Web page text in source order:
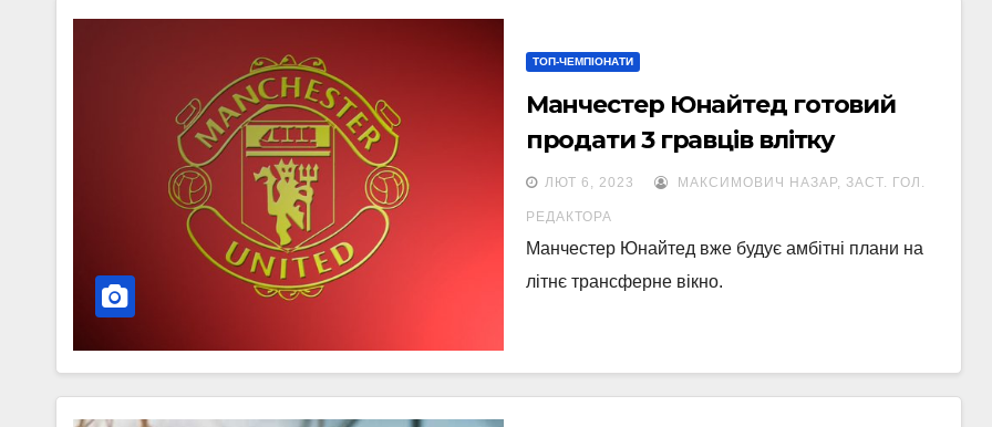
ТОП-ЧЕМПІОНАТИ
Манчестер Юнайтед готовий
продати 3 гравців влітку
ЛЮТ 6, 2023 МАКСИМОВИЧ НАЗАР, ЗАСТ. ГОЛ.
РЕДАКТОРА
Манчестер Юнайтед вже будує амбітні плани на
літнє трансферне вікно.